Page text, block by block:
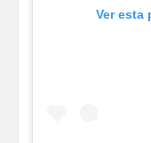
Ver esta